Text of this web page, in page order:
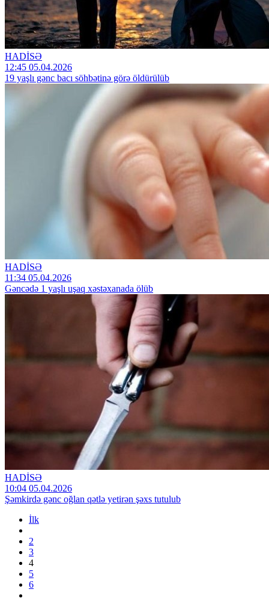
HADİSƏ
12:45 05.04.2026
19 yaşlı gənc bacı söhbətinə görə öldürülüb
HADİSƏ
11:34 05.04.2026
Gəncədə 1 yaşlı uşaq xəstəxanada ölüb
HADİSƏ
10:04 05.04.2026
Şəmkirdə gənc oğlan qətlə yetirən şəxs tutulub
İlk
2
3
4
5
6